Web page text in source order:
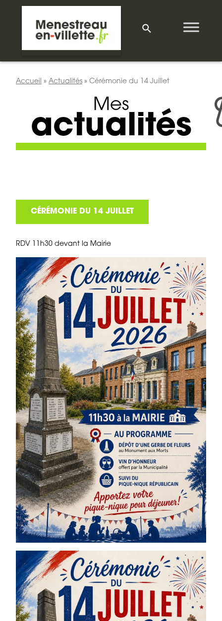
Accueil » Actualités » Cérémonie du 14 Juillet
Mes
actualités
CÉRÉMONIE DU 14 JUILLET
RDV 11h30 devant la Mairie